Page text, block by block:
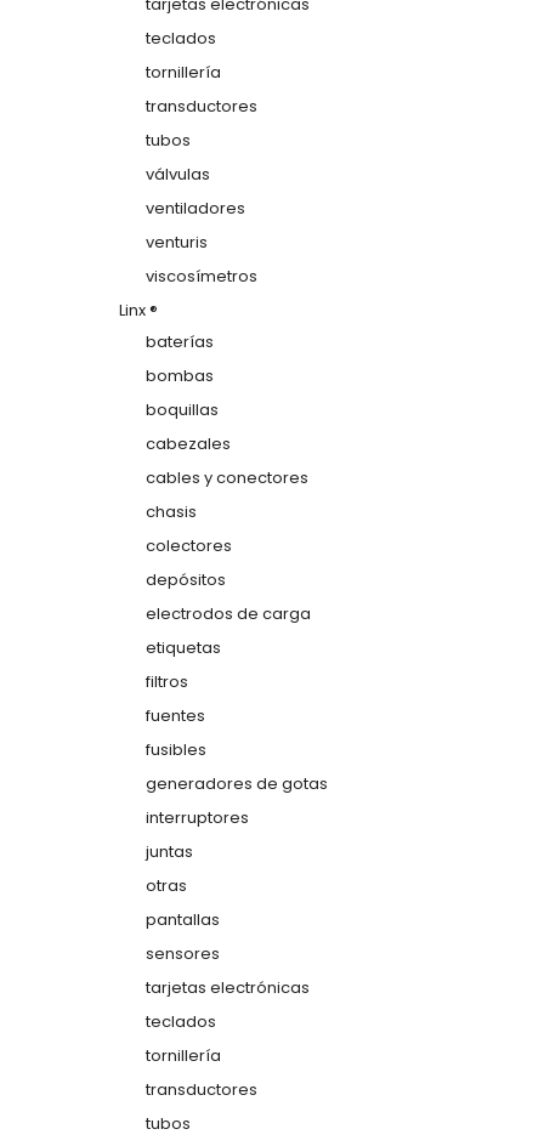
teclados
tornillería
transductores
tubos
válvulas
ventiladores
venturis
viscosímetros
Linx ®
baterías
bombas
boquillas
cabezales
cables y conectores
chasis
colectores
depósitos
electrodos de carga
etiquetas
filtros
fuentes
fusibles
generadores de gotas
interruptores
juntas
otras
pantallas
sensores
tarjetas electrónicas
teclados
tornillería
transductores
tubos